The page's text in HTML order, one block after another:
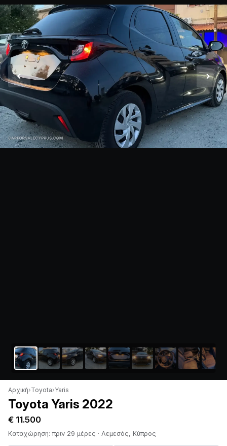
Αρχική›Toyota›Yaris
Toyota Yaris 2022
€ 11.500
Καταχώρηση: πριν 29 μέρες · Λεμεσός, Κύπρος